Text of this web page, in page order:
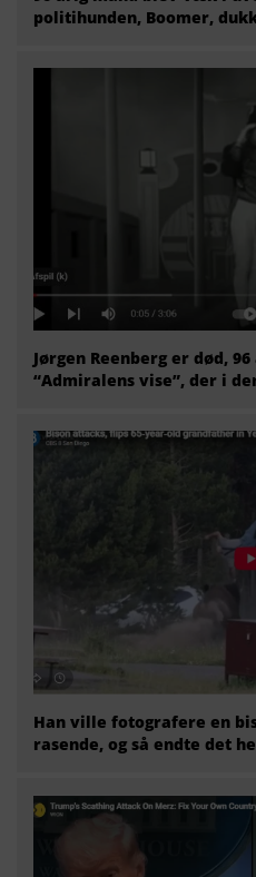
politihunden, Boomer,
Jørgen Reenberg er død,
“Admiralens vise”, der i
Han ville fotografere en
rasende, og så endte det